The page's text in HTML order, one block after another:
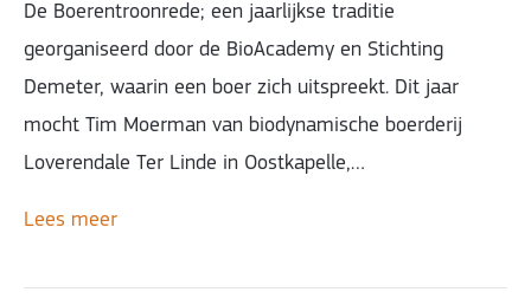
De Boerentroonrede; een jaarlijkse traditie
georganiseerd door de BioAcademy en Stichting
Demeter, waarin een boer zich uitspreekt. Dit jaar
mocht Tim Moerman van biodynamische boerderij
Loverendale Ter Linde in Oostkapelle,…
Lees meer